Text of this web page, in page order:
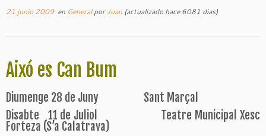
21 junio 2009 en GeneralporJuan (actualizado hace 6081 dias)
Aixó es Can Bum
Diumenge 28 de Juny Sant Marçal
Disabte 11 de Juliol Teatre Municipal Xesc
Forteza (S’a Calatrava)